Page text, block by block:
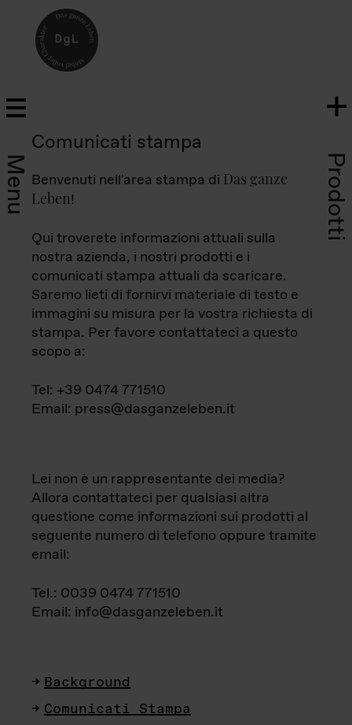
Menu Prodotti
Comunicati stampa
Benvenuti nell'area stampa di Das ganze
Leben!
Qui troverete informazioni attuali sulla
nostra azienda, i nostri prodotti e i
comunicati stampa attuali da scaricare.
Saremo lieti di fornirvi materiale di testo e
immagini su misura per la vostra richiesta di
stampa. Per favore contattateci a questo
scopo a:
Tel: +39 0474 771510
Email: press@dasganzeleben.it
Lei non è un rappresentante dei media?
Allora contattateci per qualsiasi altra
questione come informazioni sui prodotti al
seguente numero di telefono oppure tramite
email:
Tel.: 0039 0474 771510
Email: info@dasganzeleben.it
Background
Comunicati Stampa